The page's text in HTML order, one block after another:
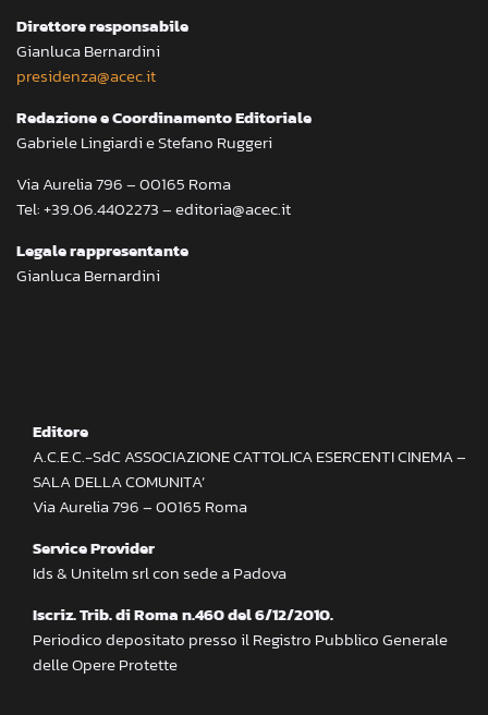
Direttore responsabile
Gianluca Bernardini
presidenza@acec.it
Redazione e Coordinamento Editoriale
Gabriele Lingiardi e Stefano Ruggeri
Via Aurelia 796 – 00165 Roma
Tel: +39.06.4402273 – editoria@acec.it
Legale rappresentante
Gianluca Bernardini
Editore
A.C.E.C.-SdC ASSOCIAZIONE CATTOLICA ESERCENTI CINEMA –
SALA DELLA COMUNITA’
Via Aurelia 796 – 00165 Roma
Service Provider
Ids & Unitelm srl con sede a Padova
Iscriz. Trib. di Roma n.460 del 6/12/2010.
Periodico depositato presso il Registro Pubblico Generale
delle Opere Protette